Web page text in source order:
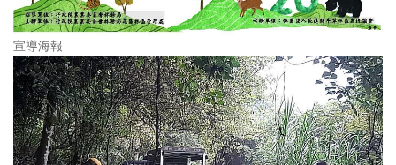
宣導海報